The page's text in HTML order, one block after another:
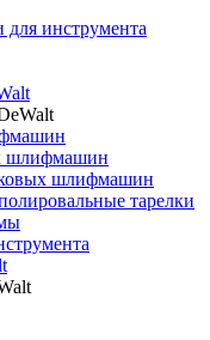
инструмента
шлифмашин
шлифмашин
тарелки